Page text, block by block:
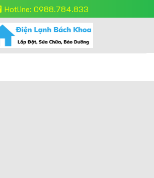
Hotline: 0988.784.833